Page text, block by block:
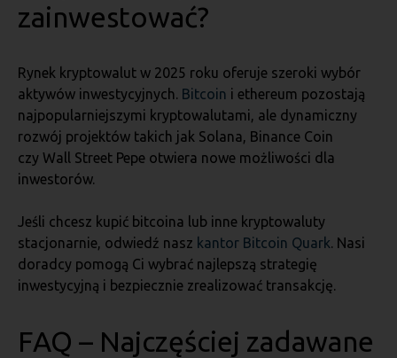
zainwestować?
Rynek kryptowalut w 2025 roku oferuje szeroki wybór
aktywów inwestycyjnych. Bitcoin i ethereum pozostają
najpopularniejszymi kryptowalutami, ale dynamiczny
rozwój projektów takich jak Solana, Binance Coin
czy Wall Street Pepe otwiera nowe możliwości dla
inwestorów.
Jeśli chcesz kupić bitcoina lub inne kryptowaluty
stacjonarnie, odwiedź nasz kantor Bitcoin Quark. Nasi
doradcy pomogą Ci wybrać najlepszą strategię
inwestycyjną i bezpiecznie zrealizować transakcję.
FAQ – Najczęściej zadawane